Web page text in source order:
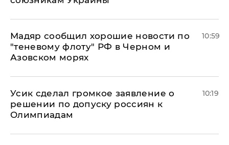
Мадяр сообщил хорошие новости по
"теневому флоту" РФ в Черном и
Азовском морях
10:59
Усик сделал громкое заявление о
решении по допуску россиян к
Олимпиадам
10:19